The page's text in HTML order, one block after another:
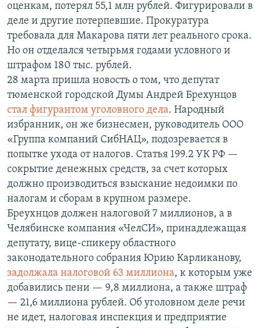
оценкам, потерял 55,1 млн рублей. Фигурировали в
деле и другие потерпевшие. Прокуратура
требовала для Макарова пяти лет реального срока.
Но он отделался четырьмя годами условного и
штрафом 180 тыс. рублей.
28 марта пришла новость о том, что депутат
тюменской городской Думы Андрей Брехунцов
стал фигурантом уголовного дела. Народный
избранник, он же бизнесмен, руководитель ООО
«Группа компаний СибНАЦ», подозревается в
попытке ухода от налогов. Статья 199.2 УК РФ —
сокрытие денежных средств, за счет которых
должно производиться взыскание недоимки по
налогам и сборам в крупном размере.
Бреухнцов должен налоговой 7 миллионов, а в
Челябинске компания «ЧелСИ», принадлежащая
депутату, вице-спикеру областного
законодательного собрания Юрию Карликанову,
задолжала налоговой 63 миллиона, к которым уже
добавились пени — 9,8 миллиона, а также штраф
— 21,6 миллиона рублей. Об уголовном деле речи
не идет, налоговая инспекция и предприятие